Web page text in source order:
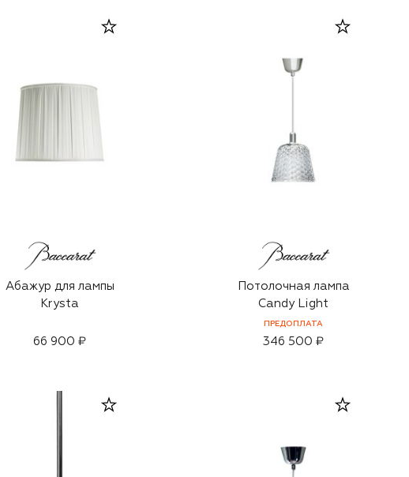
Абажур для лампы
Krysta
66 900 ₽
Потолочная лампа
Candy Light
ПРЕДОПЛАТА
346 500 ₽